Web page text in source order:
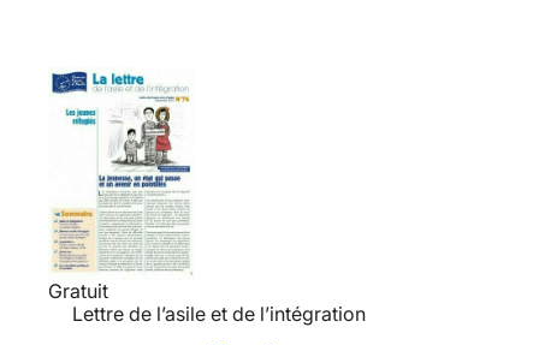
Gratuit
Lettre de l’asile et de l’intégration